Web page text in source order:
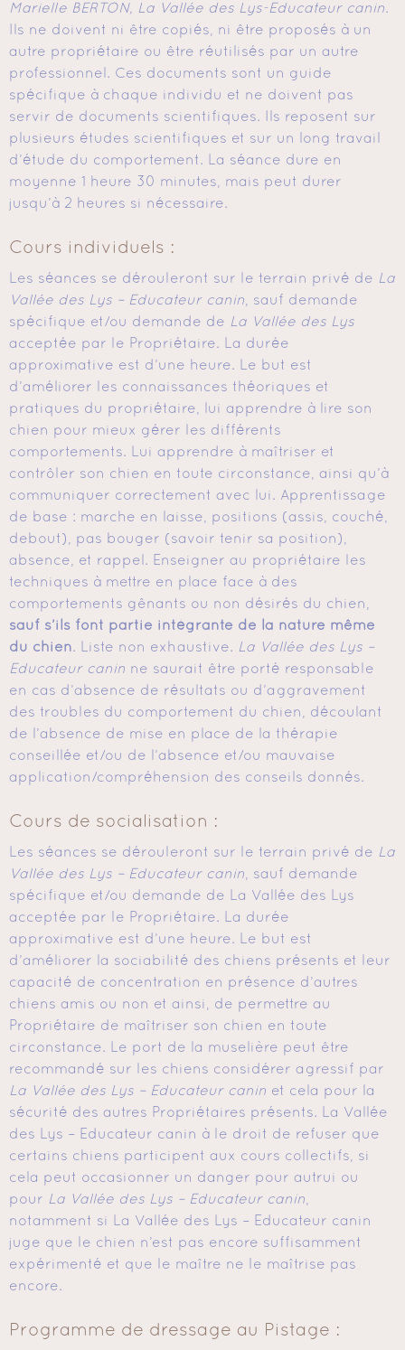
Marielle BERTON, La Vallée des Lys-Educateur canin
Ils ne doivent ni être copiés, ni être proposés à un
autre propriétaire ou être réutilisés par un autre
professionnel. Ces documents sont un guide
spécifique à chaque individu et ne doivent pas
servir de documents scientifiques. Ils reposent sur
plusieurs études scientifiques et sur un long travail
d’étude du comportement. La séance dure en
moyenne 1 heure 30 minutes, mais peut durer
jusqu’à 2 heures si nécessaire.
Cours individuels :
Les séances se dérouleront sur le terrain privé de La
Vallée des Lys – Educateur canin , sauf demande
spécifique et/ou demande de La Vallée des Lys
acceptée par le Propriétaire. La durée
approximative est d’une heure. Le but est
d’améliorer les connaissances théoriques et
pratiques du propriétaire, lui apprendre à lire son
chien pour mieux gérer les différents
comportements. Lui apprendre à maîtriser et
contrôler son chien en toute circonstance, ainsi qu’à
communiquer correctement avec lui. Apprentissage
de base : marche en laisse, positions (assis, couché,
debout), pas bouger (savoir tenir sa position),
absence, et rappel. Enseigner au propriétaire les
techniques à mettre en place face à des
comportements gênants ou non désirés du chien,
sauf s’ils font partie intégrante de la nature même
du chien . Liste non exhaustive.
La Vallée des Lys –
Educateur canin ne saurait être porté responsable
en cas d’absence de résultats ou d’aggravement
des troubles du comportement du chien, découlant
de l’absence de mise en place de la thérapie
conseillée et/ou de l’absence et/ou mauvaise
application/compréhension des conseils donnés.
Cours de socialisation :
Les séances se dérouleront sur le terrain privé de La
Vallée des Lys – Educateur canin , sauf demande
spécifique et/ou demande de La Vallée des Lys
acceptée par le Propriétaire. La durée
approximative est d’une heure. Le but est
d’améliorer la sociabilité des chiens présents et leur
capacité de concentration en présence d’autres
chiens amis ou non et ainsi, de permettre au
Propriétaire de maîtriser son chien en toute
circonstance. Le port de la muselière peut être
recommandé sur les chiens considérer agressif par
La Vallée des Lys – Educateur canin et cela pour la
sécurité des autres Propriétaires présents. La Vallée
des Lys – Educateur canin à le droit de refuser que
certains chiens participent aux cours collectifs, si
cela peut occasionner un danger pour autrui ou
pour La Vallée des Lys – Educateur canin
notamment si La Vallée des Lys – Educateur canin
juge que le chien n’est pas encore suffisamment
expérimenté et que le maître ne le maîtrise pas
encore.
Programme de dressage au Pistage :